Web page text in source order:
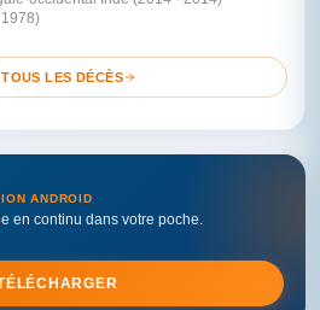
1978)
LES DÉCÈS
ANDROID
en continu dans votre poche.